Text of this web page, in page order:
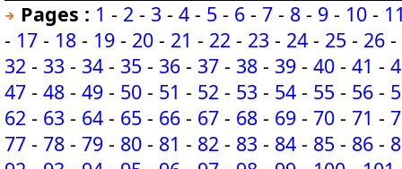
Pages : 1 - 2 - 3 - 4 - 5 - 6 - 7 - 8 - 9 - 10 -
- 17 - 18 - 19 - 20 - 21 - 22 - 23 - 24 - 25 - 26 -
32 - 33 - 34 - 35 - 36 - 37 - 38 - 39 - 40 - 41 -
47 - 48 - 49 - 50 - 51 - 52 - 53 - 54 - 55 - 56 -
62 - 63 - 64 - 65 - 66 - 67 - 68 - 69 - 70 - 71 -
77 - 78 - 79 - 80 - 81 - 82 - 83 - 84 - 85 - 86 -